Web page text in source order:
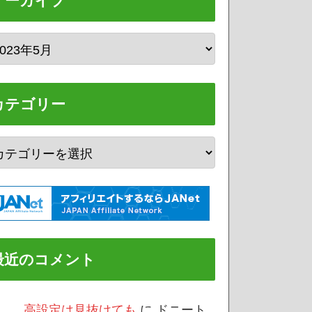
テゴリー
近のコメント